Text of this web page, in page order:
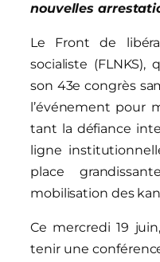
nouvelles
Le Front de
socialiste
son 43e congrès
l’événement pour
tant la défiance
ligne
place
mobilisation des
Ce mercredi 19
tenir une